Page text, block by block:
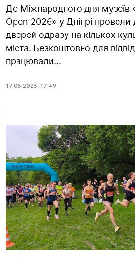
До Міжнародного дня музеїв
Open 2026» у Дніпрі провели
дверей одразу на кількох
міста. Безкоштовно для
працювали...
17.05.2026, 17:49